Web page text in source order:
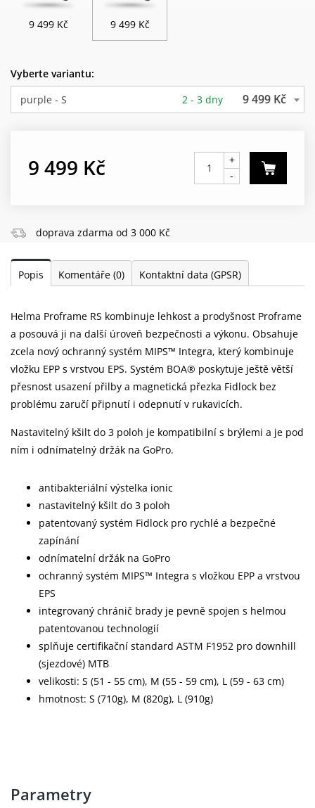
9 499 Kč 9 499 Kč
Vyberte variantu:
purple - S
2 - 3 dny 9 499 Kč
9 499 Kč
+
-
doprava zdarma od 3 000 Kč
Popis Komentáře (0) Kontaktní data (GPSR)
Helma Proframe RS kombinuje lehkost a prodyšnost Proframe
a posouvá ji na další úroveň bezpečnosti a výkonu. Obsahuje
zcela nový ochranný systém MIPS™ Integra, který kombinuje
vložku EPP s vrstvou EPS. Systém BOA® poskytuje ještě větší
přesnost usazení přilby a magnetická přezka Fidlock bez
problému zaručí připnutí i odepnutí v rukavicích.
Nastavitelný kšilt do 3 poloh je kompatibilní s brýlemi a je pod
ním i odnímatelný držák na GoPro.
antibakteriální výstelka ionic
nastavitelný kšilt do 3 poloh
patentovaný systém Fidlock pro rychlé a bezpečné
zapínání
odnímatelní držák na GoPro
ochranný systém MIPS™ Integra s vložkou EPP a vrstvou
EPS
integrovaný chránič brady je pevně spojen s helmou
patentovanou technologií
splňuje certifikační standard ASTM F1952 pro downhill
(sjezdové) MTB
velikosti: S (51 - 55 cm), M (55 - 59 cm), L (59 - 63 cm)
hmotnost: S (710g), M (820g), L (910g)
Parametry